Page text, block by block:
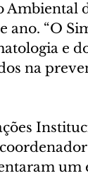
ano. “O
e
na